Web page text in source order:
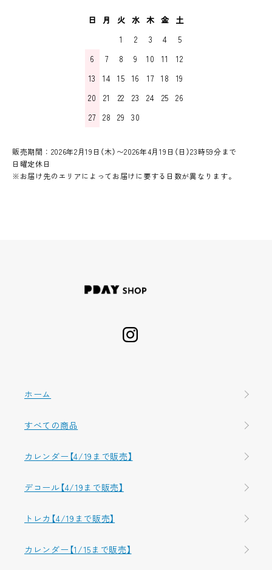
日 月 火 水 木 金 土
1
2 3 4
5
6
7 8 9 10 11
12
13
14 15 16 17 18
19
20
21 22 23 24 25
26
27
28 29 30
販売期間：2026年2月19日（木）〜2026年4月19日（日）23時59分まで
日曜定休日
※お届け先のエリアによってお届けに要する日数が異なります。
ホーム
すべての商品
カレンダー【4/19まで販売】
デコール【4/19まで販売】
トレカ【4/19まで販売】
カレンダー【1/15まで販売】